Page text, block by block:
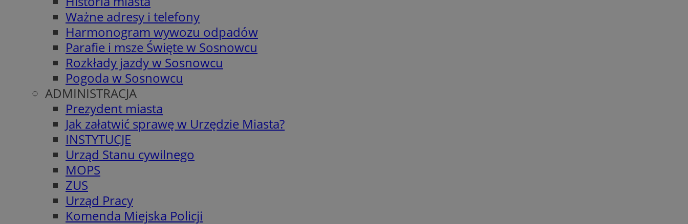
Ważne adresy i telefony
Harmonogram wywozu odpadów
Parafie i msze Święte w Sosnowcu
Rozkłady jazdy w Sosnowcu
Pogoda w Sosnowcu
ADMINISTRACJA
Prezydent miasta
Jak załatwić sprawę w Urzędzie Miasta?
INSTYTUCJE
Urząd Stanu cywilnego
MOPS
ZUS
Urząd Pracy
Komenda Miejska Policji